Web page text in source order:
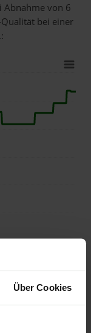
Über Cookies
Abnahmevon 6
bei einer
in Österreich